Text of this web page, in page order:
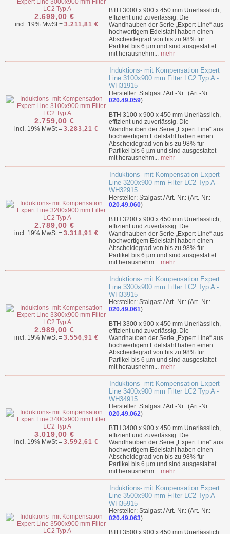
2.699,00 €
incl. 19% MwSt = 3.211,81 €
BTH 3000 x 900 x 450 mm Unerlässlich,
effizient und zuverlässig. Die
Wandhauben der Serie „Expert Line“ aus
hochwertigem Edelstahl haben einen
Abscheidegrad von bis zu 98% für
Partikel bis 6 µm und sind ausgestattet
mit herausnehm... mehr
2.759,00 €
incl. 19% MwSt = 3.283,21 €
Induktions- mit Kompensation Expert
Line 3100x900 mm Filter LC2 Typ A -
WH31915
Hersteller: Stalgast / Art.-Nr.: (Art.-Nr.:
020.49.059)
BTH 3100 x 900 x 450 mm Unerlässlich,
effizient und zuverlässig. Die
Wandhauben der Serie „Expert Line“ aus
hochwertigem Edelstahl haben einen
Abscheidegrad von bis zu 98% für
Partikel bis 6 µm und sind ausgestattet
mit herausnehm... mehr
2.789,00 €
incl. 19% MwSt = 3.318,91 €
Induktions- mit Kompensation Expert
Line 3200x900 mm Filter LC2 Typ A -
WH32915
Hersteller: Stalgast / Art.-Nr.: (Art.-Nr.:
020.49.060)
BTH 3200 x 900 x 450 mm Unerlässlich,
effizient und zuverlässig. Die
Wandhauben der Serie „Expert Line“ aus
hochwertigem Edelstahl haben einen
Abscheidegrad von bis zu 98% für
Partikel bis 6 µm und sind ausgestattet
mit herausnehm... mehr
2.989,00 €
incl. 19% MwSt = 3.556,91 €
Induktions- mit Kompensation Expert
Line 3300x900 mm Filter LC2 Typ A -
WH33915
Hersteller: Stalgast / Art.-Nr.: (Art.-Nr.:
020.49.061)
BTH 3300 x 900 x 450 mm Unerlässlich,
effizient und zuverlässig. Die
Wandhauben der Serie „Expert Line“ aus
hochwertigem Edelstahl haben einen
Abscheidegrad von bis zu 98% für
Partikel bis 6 µm und sind ausgestattet
mit herausnehm... mehr
3.019,00 €
incl. 19% MwSt = 3.592,61 €
Induktions- mit Kompensation Expert
Line 3400x900 mm Filter LC2 Typ A -
WH34915
Hersteller: Stalgast / Art.-Nr.: (Art.-Nr.:
020.49.062)
BTH 3400 x 900 x 450 mm Unerlässlich,
effizient und zuverlässig. Die
Wandhauben der Serie „Expert Line“ aus
hochwertigem Edelstahl haben einen
Abscheidegrad von bis zu 98% für
Partikel bis 6 µm und sind ausgestattet
mit herausnehm... mehr
Induktions- mit Kompensation Expert
Line 3500x900 mm Filter LC2 Typ A -
WH35915
Hersteller: Stalgast / Art.-Nr.: (Art.-Nr.:
020.49.063)
BTH 3500 x 900 x 450 mm Unerlässlich,